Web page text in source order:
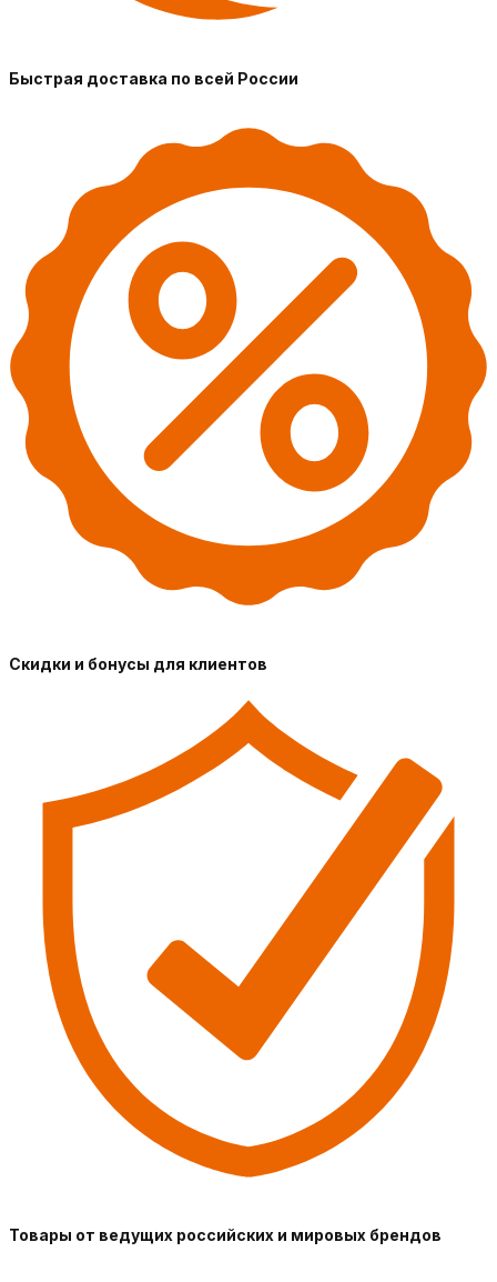
Быстрая доставка по всей России
Скидки и бонусы для клиентов
Товары от ведущих российских и мировых брендов